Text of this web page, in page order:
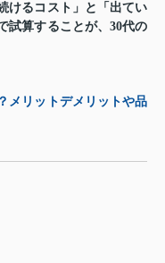
けるコスト」と「出てい
試算することが、30代の
メリットデメリットや品